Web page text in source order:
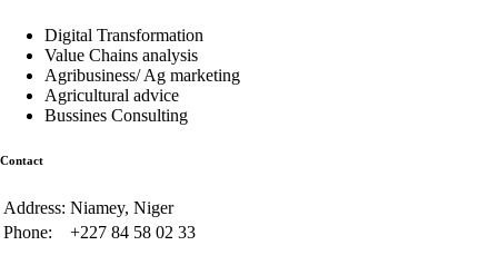
Digital Transformation
Value Chains analysis
Agribusiness/ Ag marketing
Agricultural advice
Bussines Consulting
Contact
Address: Niamey, Niger
Phone:
+227 84 58 02 33